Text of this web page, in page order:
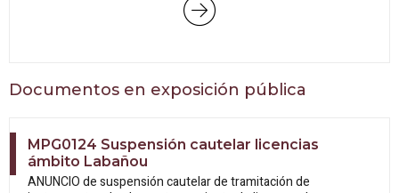
Documentos en exposición pública
MPG0124 Suspensión cautelar licencias
ámbito Labañou
ANUNCIO de suspensión cautelar de tramitación de